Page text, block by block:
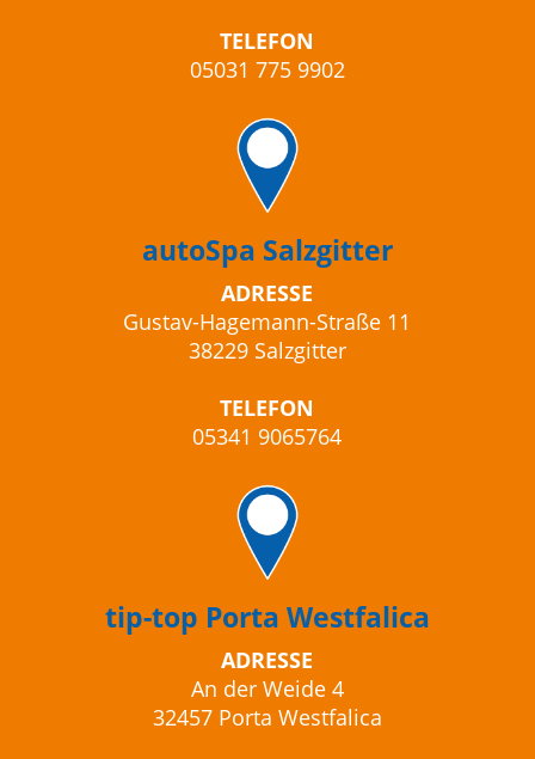
TELEFON
05031 775 9902
autoSpa Salzgitter
ADRESSE
Gustav-Hagemann-Straße 11
38229 Salzgitter
TELEFON
05341 9065764
tip-top Porta Westfalica
ADRESSE
An der Weide 4
32457 Porta Westfalica